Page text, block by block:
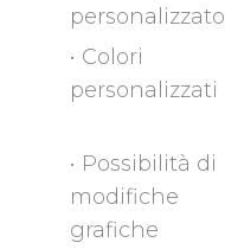
personalizzato
• Colori
personalizzati
• Possibilità di
modifiche
grafiche